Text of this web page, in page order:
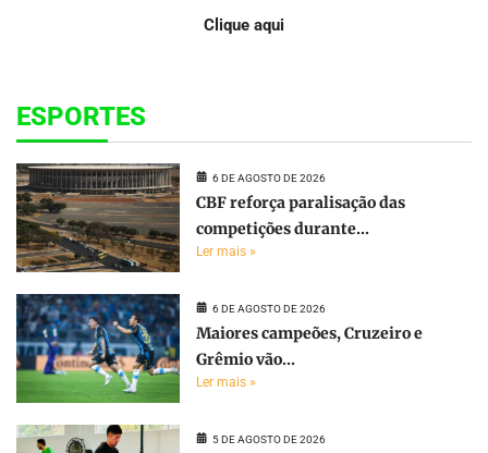
Clique aqui
ESPORTES
6 DE AGOSTO DE 2026
CBF reforça paralisação das
competições durante...
Ler mais »
6 DE AGOSTO DE 2026
Maiores campeões, Cruzeiro e
Grêmio vão...
Ler mais »
5 DE AGOSTO DE 2026